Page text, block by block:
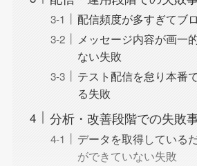
配信頻度が多すぎてブ
メッセージ内容が画一
ない失敗
テスト配信を怠り本番
る失敗
分析・改善段階での失敗
データを取得している
ができていない失敗